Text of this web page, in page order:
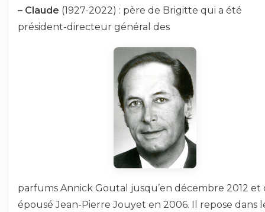
– Claude (1927-2022) : père de Brigitte qui a été
président-directeur général des
parfums Annick Goutal jusqu’en décembre 2012 et
épousé Jean-Pierre Jouyet en 2006. Il repose dans